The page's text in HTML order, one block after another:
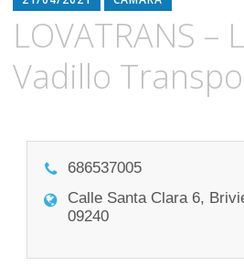
LOVATRANS –
Vadillo
686537005
Calle Santa Clara 6,
09240